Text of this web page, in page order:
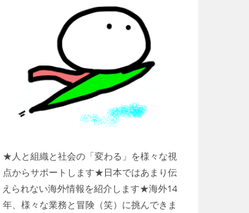
★人と組織と社会の「変わる」を様々な視
点からサポートします★日本ではあまり伝
えられない海外情報を紹介します★海外14
年、様々な業務と冒険（笑）に挑んできま